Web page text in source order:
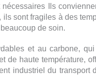
Ils
sont fragiles à des
de soin.
et au carbone,
de haute température,
industriel du transport